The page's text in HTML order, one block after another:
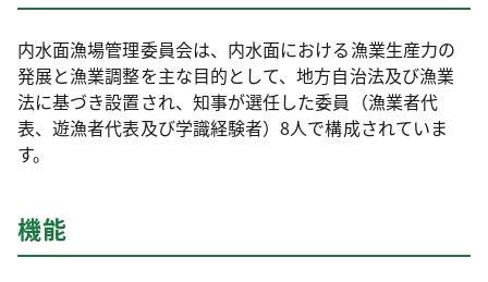
内水面漁場管理委員会は、内水面における漁業生産力の
発展と漁業調整を主な目的として、地方自治法及び漁業
法に基づき設置され、知事が選任した委員（漁業者代
表、遊漁者代表及び学識経験者）8人で構成されていま
す。
機能